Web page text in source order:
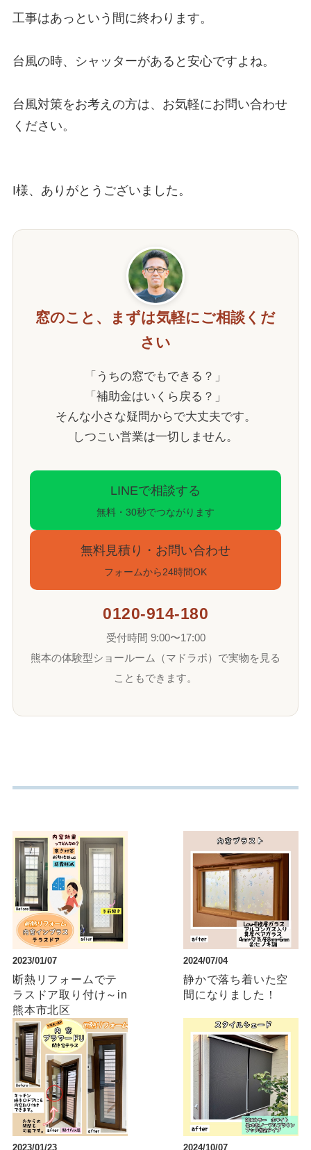
工事はあっという間に終わります。
台風の時、シャッターがあると安心ですよね。
台風対策をお考えの方は、お気軽にお問い合わせ
ください。
I様、ありがとうございました。
窓のこと、まずは気軽にご相談くだ
さい
「うちの窓でもできる？」
「補助金はいくら戻る？」
そんな小さな疑問からで大丈夫です。
しつこい営業は一切しません。
LINEで相談する
無料・30秒でつながります
無料見積り・お問い合わせ
フォームから24時間OK
0120-914-180
受付時間 9:00〜17:00
熊本の体験型ショールーム（マドラボ）で実物を見る
こともできます。
2023/01/07
断熱リフォームでテ
ラスドア取り付け～in
熊本市北区
2024/07/04
静かで落ち着いた空
間になりました！
2023/01/23 2024/10/07